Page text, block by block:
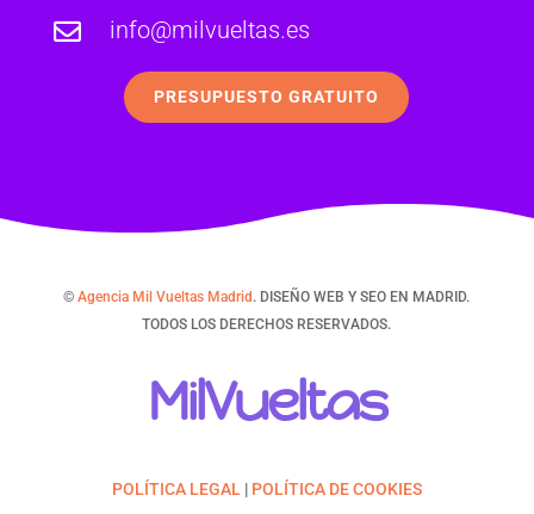
 info@milvueltas.es
PRESUPUESTO GRATUITO
©Agencia Mil Vueltas Madrid. DISEÑO WEB Y SEO EN MADRID.
TODOS LOS DERECHOS RESERVADOS.
MilVueltas
POLÍTICA LEGAL | POLÍTICA DE COOKIES